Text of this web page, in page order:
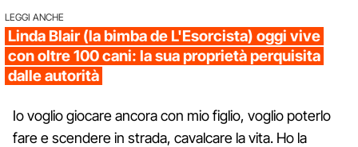
LEGGI ANCHE
Linda Blair (la bimba de L'Esorcista) oggi vive
con oltre 100 cani: la sua proprietà perquisita
dalle autorità
Io voglio giocare ancora con mio figlio, voglio poterlo
fare e scendere in strada, cavalcare la vita. Ho la